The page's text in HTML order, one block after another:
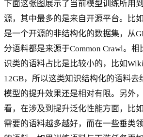
下面这张图展示了当前模型训练所用
源，其中最多的是来自开源平台。比
是一个开源的非结构化的数据集，从
分语料都是来源于Common Crawl。
识类的语料占比是比较小的，比如
12GB，所以这类知识结构化的语料去
模型的提升效果还是相对有限。另外
看，在涉及到提升泛化性能方面，比
需要的语料越多越好，而在一些垂类